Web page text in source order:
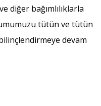
diğer bağımlılıklarla
tütün ve tütün
devam